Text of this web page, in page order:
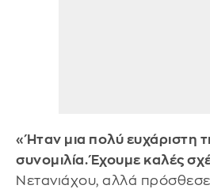
«Ήταν μια πολύ ευχάριστη
συνομιλία. Έχουμε καλές
Νετανιάχου, αλλά πρόσθεσε